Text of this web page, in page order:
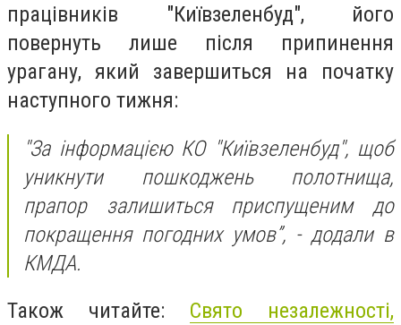
працівників "Київзеленбуд", його
повернуть лише після припинення
урагану, який завершиться на початку
наступного тижня:
"За інформацією КО "Київзеленбуд", щоб
уникнути пошкоджень полотнища,
прапор залишиться приспущеним до
покращення погодних умов”, - додали в
КМДА.
Також читайте: Свято незалежності,